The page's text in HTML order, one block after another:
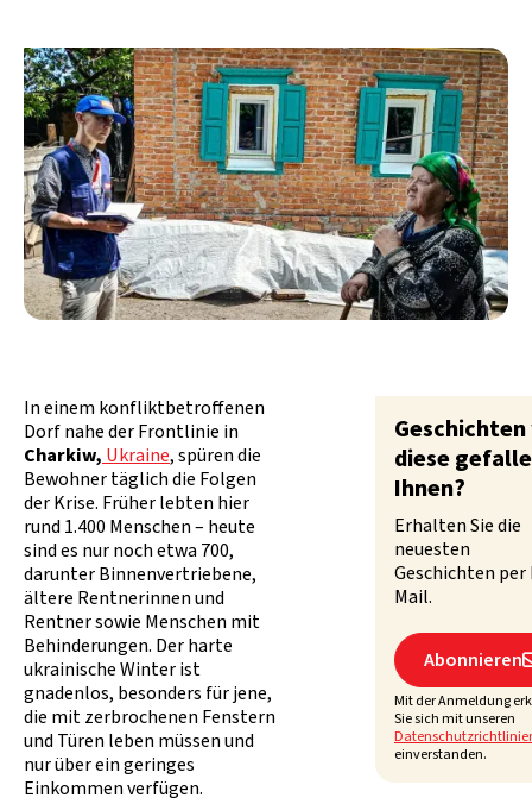
In einem konfliktbetroffenen
Dorf nahe der Frontlinie in
Charkiw, Ukraine, spüren die
Bewohner täglich die Folgen
der Krise. Früher lebten hier
rund 1.400 Menschen – heute
sind es nur noch etwa 700,
darunter Binnenvertriebene,
ältere Rentnerinnen und
Rentner sowie Menschen mit
Behinderungen. Der harte
ukrainische Winter ist
gnadenlos, besonders für jene,
die mit zerbrochenen Fenstern
und Türen leben müssen und
nur über ein geringes
Einkommen verfügen.
diese
Ihnen?
Erhalten Sie die
neuesten
Geschichten per
Mail.
Abonnieren
Mit der Anmeldung
Sie sich mit unseren
einverstanden.